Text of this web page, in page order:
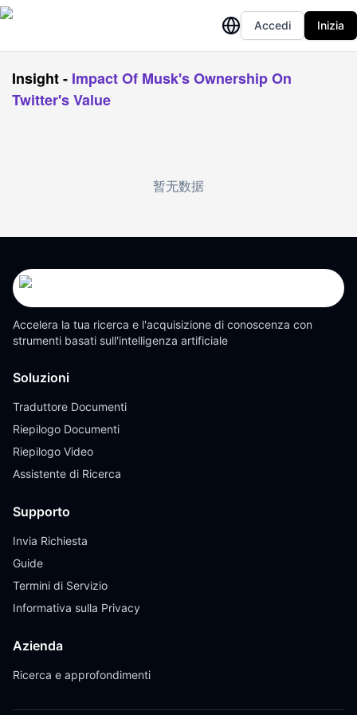
Accedi Inizia
Insight- Impact Of Musk's Ownership On
Twitter's Value
暂无数据
Accelera la tua ricerca e l'acquisizione di conoscenza con
strumenti basati sull'intelligenza artificiale
Soluzioni
Traduttore Documenti
Riepilogo Documenti
Riepilogo Video
Assistente di Ricerca
Supporto
Invia Richiesta
Guide
Termini di Servizio
Informativa sulla Privacy
Azienda
Ricerca e approfondimenti